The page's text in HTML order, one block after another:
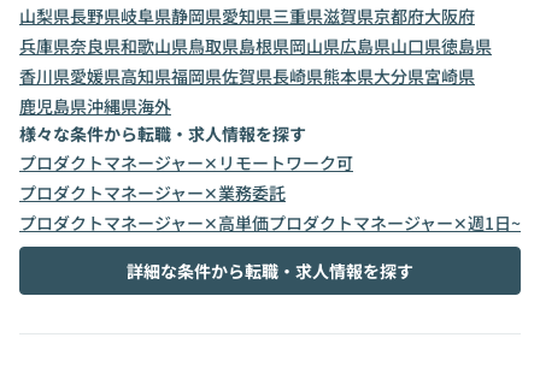
山梨県長野県岐阜県静岡県愛知県三重県滋賀県京都府大阪府
兵庫県奈良県和歌山県鳥取県島根県岡山県広島県山口県徳島県
香川県愛媛県高知県福岡県佐賀県長崎県熊本県大分県宮崎県
鹿児島県沖縄県海外
様々な条件から転職・求人情報を探す
プロダクトマネージャー✕リモートワーク可
プロダクトマネージャー✕業務委託
プロダクトマネージャー✕高単価プロダクトマネージャー✕週1日~
詳細な条件から転職・求人情報を探す